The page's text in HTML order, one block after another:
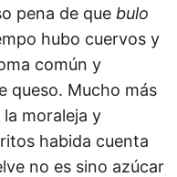
pena de que bulo
hubo cuervos y
común y
queso. Mucho más
moraleja y
habida cuenta
no es sino azúcar